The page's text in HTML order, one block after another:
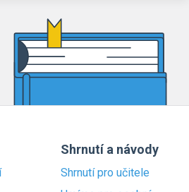
Shrnutí a návody
Shrnutí pro učitele